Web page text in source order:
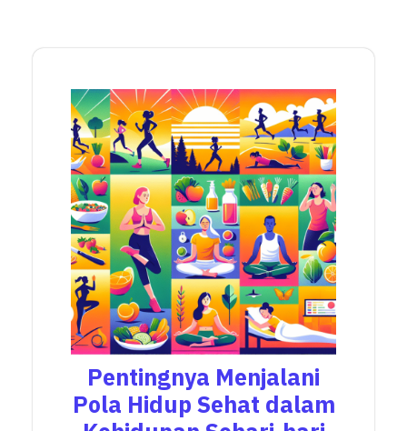
Pentingnya Menjalani
Pola Hidup Sehat dalam